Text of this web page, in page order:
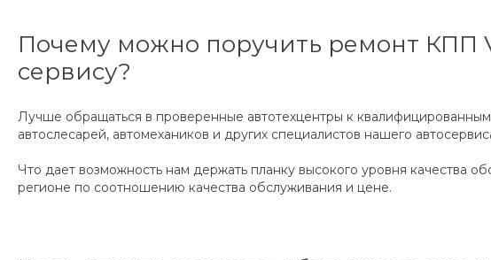
Почему можно поручить ремонт КПП
сервису?
Лучше обращаться в проверенные автотехцентры к
автослесарей, автомехаников и других специалистов нашего
Что дает возможность нам держать планку высокого уровня качества
регионе по соотношению качества обслуживания и цене.